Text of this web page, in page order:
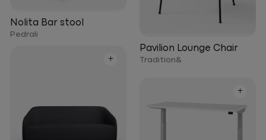
Pavilion Lounge Chair
Tradition&
Nolita Bar stool
Pedrali
+
+